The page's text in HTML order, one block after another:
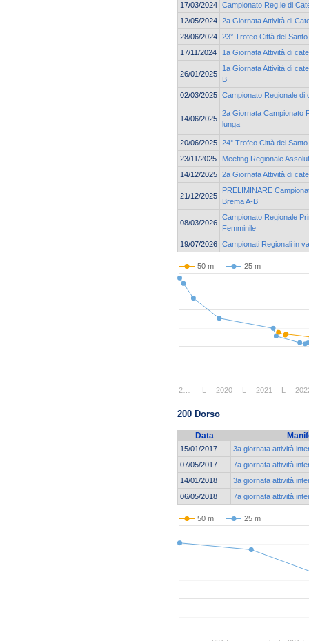
17/03/2024 Campionato Reg.le di
12/05/2024 2a Giornata Attività di
28/06/2024 23° Trofeo Città del Santo
17/11/2024
1a Giornata Attività di
26/01/2025
1a Giornata Attività di
B
02/03/2025 Campionato Regionale di
14/06/2025
2a Giornata Campionato
lunga
20/06/2025 24° Trofeo Città del Santo
23/11/2025
Meeting Regionale
14/12/2025 2a Giornata Attività di
21/12/2025
PRELIMINARE
Brema A-B
08/03/2026
Campionato Regionale
Femminile
19/07/2026 Campionati Regionali in
50 m 25 m
2… 2020 2021
L L L
200 Dorso
Data
15/01/2017
3a giornata attività
07/05/2017
7a giornata attività
14/01/2018
3a giornata attività
06/05/2018
7a giornata attività
50 m 25 m